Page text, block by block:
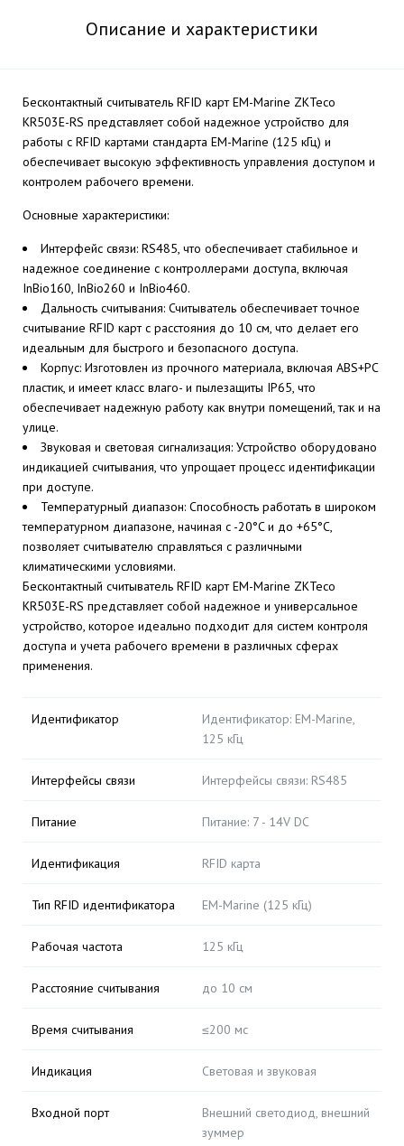
Описание и характеристики
Бесконтактный считыватель RFID карт EM-Marine ZKTeco
KR503E-RS представляет собой надежное устройство для
работы с RFID картами стандарта EM-Marine (125 кГц) и
обеспечивает высокую эффективность управления доступом и
контролем рабочего времени.
Основные характеристики:
Интерфейс связи: RS485, что обеспечивает стабильное и
надежное соединение с контроллерами доступа, включая
InBio160, InBio260 и InBio460.
Дальность считывания: Считыватель обеспечивает точное
считывание RFID карт с расстояния до 10 см, что делает его
идеальным для быстрого и безопасного доступа.
Корпус: Изготовлен из прочного материала, включая ABS+PC
пластик, и имеет класс влаго- и пылезащиты IP65, что
обеспечивает надежную работу как внутри помещений, так и на
улице.
Звуковая и световая сигнализация: Устройство оборудовано
индикацией считывания, что упрощает процесс идентификации
при доступе.
Температурный диапазон: Способность работать в широком
температурном диапазоне, начиная с -20°C и до +65°C,
позволяет считывателю справляться с различными
климатическими условиями.
Бесконтактный считыватель RFID карт EM-Marine ZKTeco
KR503E-RS представляет собой надежное и универсальное
устройство, которое идеально подходит для систем контроля
доступа и учета рабочего времени в различных сферах
применения.
Идентификатор
Идентификатор: EM-Marine,
125 кГц
Интерфейсы связи Интерфейсы связи: RS485
Питание Питание: 7 - 14V DC
Идентификация RFID карта
Тип RFID идентификатора EM-Marine (125 кГц)
Рабочая частота 125 кГц
Расстояние считывания до 10 см
Время считывания ≤200 мс
Индикация Световая и звуковая
Входной порт
Внешний светодиод, внешний
зуммер